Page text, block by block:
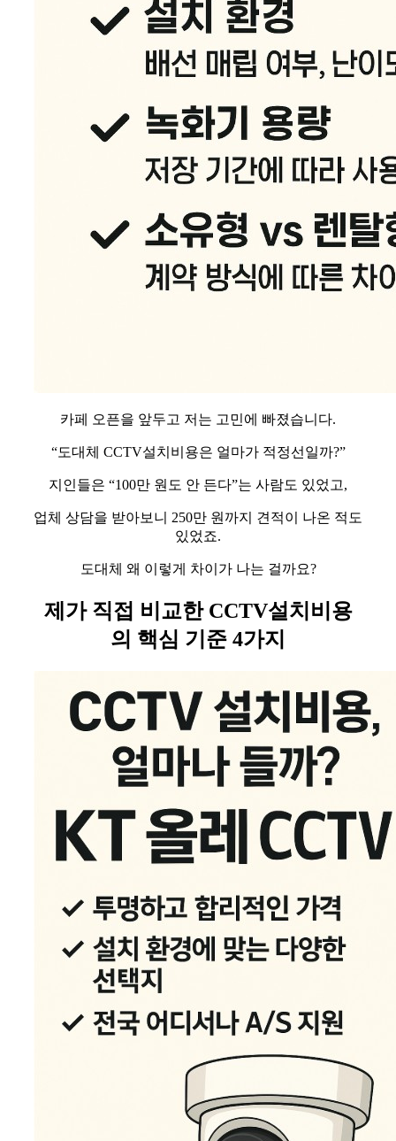
카페 오픈을 앞두고 저는 고민에 빠졌습니다.
“도대체 CCTV설치비용은 얼마가 적정선일까?”
지인들은 “100만 원도 안 든다”는 사람도 있었고,
업체 상담을 받아보니 250만 원까지 견적이 나온 적도
있었죠.
도대체 왜 이렇게 차이가 나는 걸까요?
제가 직접 비교한 CCTV설치비용
의 핵심 기준 4가지